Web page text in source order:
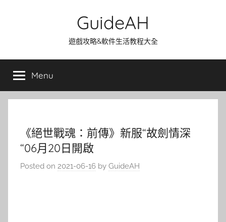
GuideAH
遊戲攻略&軟件生活教程大全
Menu
《絕世戰魂：前傳》新服“故劍情深
“06月20日開啟
Posted on 2021-06-16 by GuideAH